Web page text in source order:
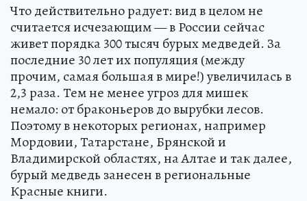
Что действительно радует: вид в целом не
считается исчезающим — в России сейчас
живет порядка 300 тысяч бурых медведей. За
последние 30 лет их популяция (между
прочим, самая большая в мире!) увеличилась в
2,3 раза. Тем не менее угроз для мишек
немало: от браконьеров до вырубки лесов.
Поэтому в некоторых регионах, например
Мордовии, Татарстане, Брянской и
Владимирской областях, на Алтае и так далее,
бурый медведь занесен в региональные
Красные книги.